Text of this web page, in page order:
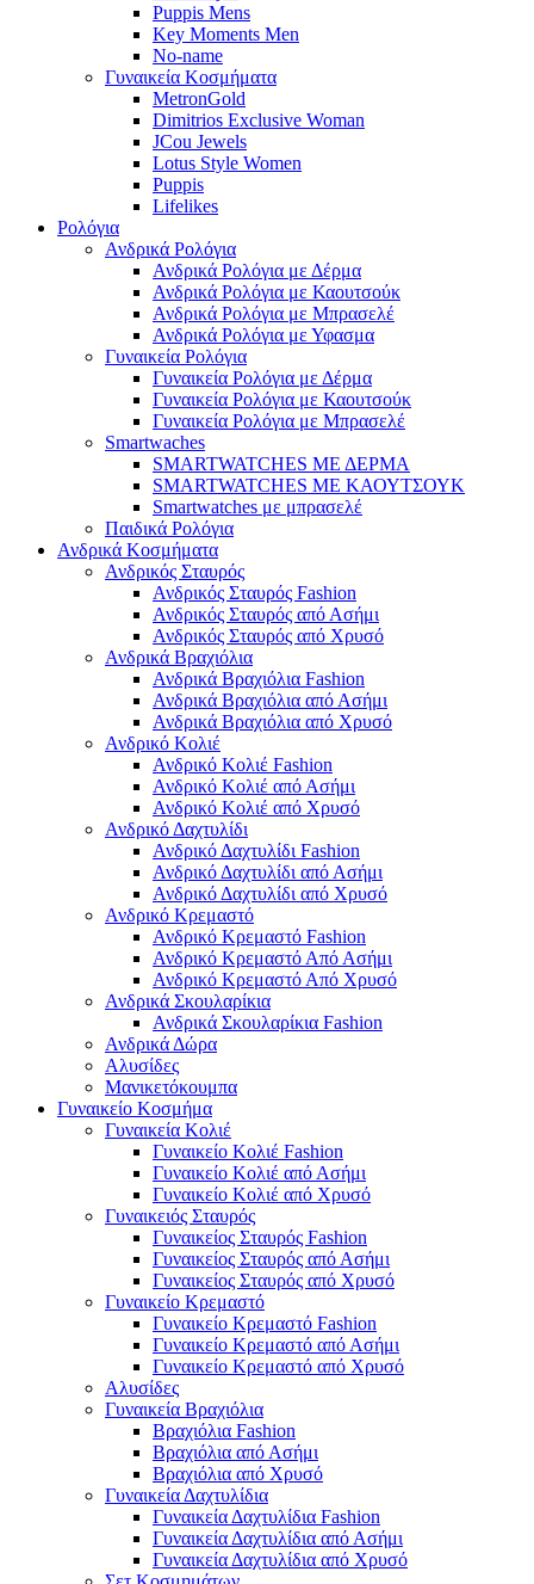
Puppis Mens
Key Moments Men
No-name
Γυναικεία Κοσμήματα
MetronGold
Dimitrios Exclusive Woman
JCou Jewels
Lotus Style Women
Puppis
Lifelikes
Ρολόγια
Ανδρικά Ρολόγια
Ανδρικά Ρολόγια με Δέρμα
Ανδρικά Ρολόγια με Καουτσούκ
Ανδρικά Ρολόγια με Μπρασελέ
Ανδρικά Ρολόγια με Υφασμα
Γυναικεία Ρολόγια
Γυναικεία Ρολόγια με Δέρμα
Γυναικεία Ρολόγια με Καουτσούκ
Γυναικεία Ρολόγια με Μπρασελέ
Smartwaches
SMARTWATCHES ΜΕ ΔΕΡΜΑ
SMARTWATCHES ΜΕ ΚΑΟΥΤΣΟΥΚ
Smartwatches με μπρασελέ
Παιδικά Ρολόγια
Ανδρικά Κοσμήματα
Ανδρικός Σταυρός
Ανδρικός Σταυρός Fashion
Ανδρικός Σταυρός από Ασήμι
Ανδρικός Σταυρός από Χρυσό
Ανδρικά Βραχιόλια
Ανδρικά Βραχιόλια Fashion
Ανδρικά Βραχιόλια από Ασήμι
Ανδρικά Βραχιόλια από Χρυσό
Ανδρικό Κολιέ
Ανδρικό Κολιέ Fashion
Ανδρικό Κολιέ από Ασήμι
Ανδρικό Κολιέ από Χρυσό
Ανδρικό Δαχτυλίδι
Ανδρικό Δαχτυλίδι Fashion
Ανδρικό Δαχτυλίδι από Ασήμι
Ανδρικό Δαχτυλίδι από Χρυσό
Ανδρικό Κρεμαστό
Ανδρικό Κρεμαστό Fashion
Ανδρικό Κρεμαστό Από Ασήμι
Ανδρικό Κρεμαστό Από Χρυσό
Ανδρικά Σκουλαρίκια
Ανδρικά Σκουλαρίκια Fashion
Ανδρικά Δώρα
Αλυσίδες
Μανικετόκουμπα
Γυναικείο Κοσμήμα
Γυναικεία Κολιέ
Γυναικείο Κολιέ Fashion
Γυναικείο Κολιέ από Ασήμι
Γυναικείο Κολιέ από Χρυσό
Γυναικειός Σταυρός
Γυναικείος Σταυρός Fashion
Γυναικείος Σταυρός από Ασήμι
Γυναικείος Σταυρός από Χρυσό
Γυναικείο Κρεμαστό
Γυναικείο Κρεμαστό Fashion
Γυναικείο Κρεμαστό από Ασήμι
Γυναικείο Κρεμαστό από Χρυσό
Αλυσίδες
Γυναικεία Βραχιόλια
Βραχιόλια Fashion
Βραχιόλια από Ασήμι
Βραχιόλια από Χρυσό
Γυναικεία Δαχτυλίδια
Γυναικεία Δαχτυλίδια Fashion
Γυναικεία Δαχτυλίδια από Ασήμι
Γυναικεία Δαχτυλίδια από Χρυσό